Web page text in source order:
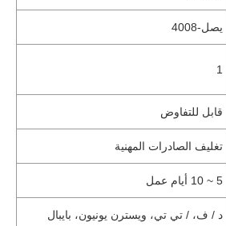
يصل-4008
1
قابل للتفاوض
تغليف الصادرات المهنية
5 ~ 10 أيام عمل
د / ف، / تي تي، ويسترن يونيون، بايبال